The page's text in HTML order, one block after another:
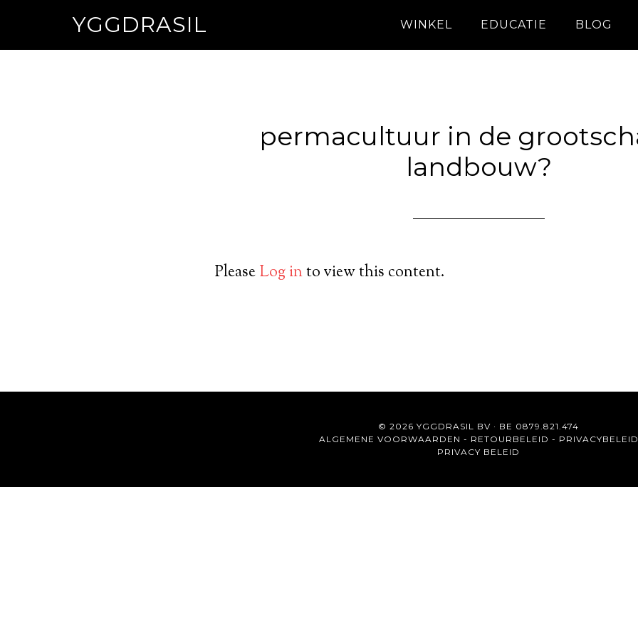
YGGDRASIL WINKEL EDUCATIE BLOG
permacultuur in de
landbouw?
PleaseLog into view this content.
© 2026 YGGDRASIL BV · BE 0879.821.474
ALGEMENE VOORWAARDEN - RETOURBELEID - PRIVACYBELEID
PRIVACY BELEID